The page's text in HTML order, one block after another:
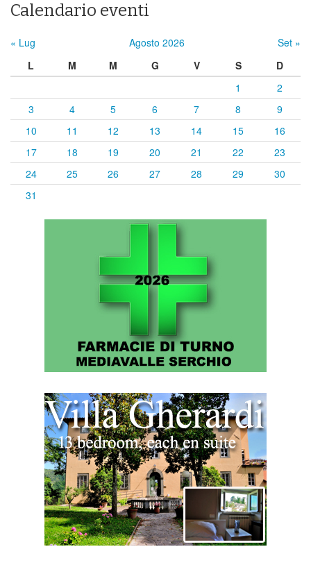
Calendario eventi
« Lug Agosto 2026
Set »
L
M M G V S
D
1
2
3
4 5 6 7 8
9
10
11 12 13 14 15
16
17
18 19 20 21 22
23
24
25 26 27 28 29
30
31